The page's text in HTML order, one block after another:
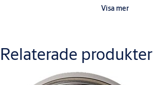
Visa mer
Relaterade produkter